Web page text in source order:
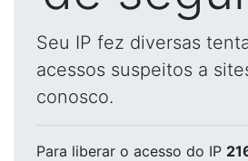
Seu IP fez diversas
acessos suspeitos a
conosco.
Para liberar o acesso do IP